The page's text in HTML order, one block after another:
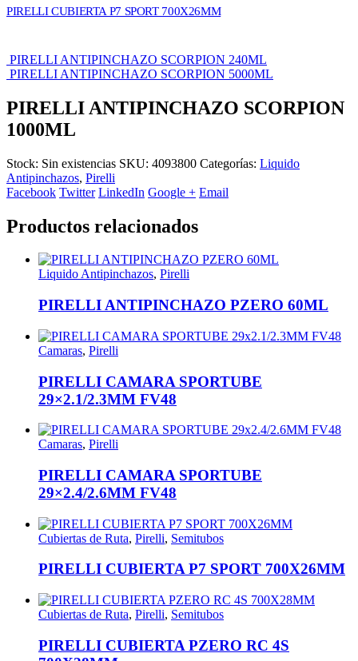
PIRELLI CUBIERTA P7 SPORT 700X26MM
PIRELLI ANTIPINCHAZO SCORPION 240ML
PIRELLI ANTIPINCHAZO SCORPION 5000ML
PIRELLI ANTIPINCHAZO SCORPION
1000ML
Stock: Sin existencias SKU: 4093800 Categorías: Liquido
Antipinchazos, Pirelli
Facebook Twitter LinkedIn Google + Email
Productos relacionados
Liquido Antipinchazos, Pirelli
PIRELLI ANTIPINCHAZO PZERO 60ML
Camaras, Pirelli
PIRELLI CAMARA SPORTUBE
29×2.1/2.3MM FV48
Camaras, Pirelli
PIRELLI CAMARA SPORTUBE
29×2.4/2.6MM FV48
Cubiertas de Ruta, Pirelli, Semitubos
PIRELLI CUBIERTA P7 SPORT 700X26MM
Cubiertas de Ruta, Pirelli, Semitubos
PIRELLI CUBIERTA PZERO RC 4S